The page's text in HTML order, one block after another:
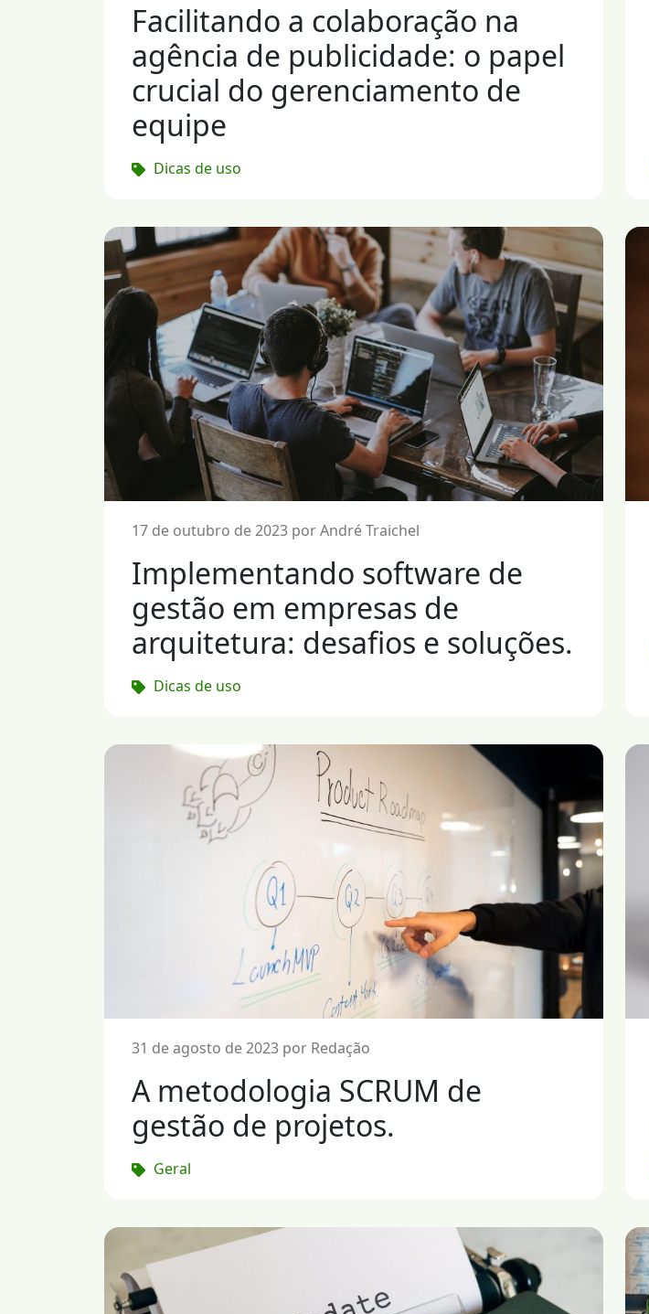
Facilitando a colaboração na
agência de publicidade: o papel
crucial do gerenciamento de
equipe
Dicas de uso
17 de outubro de 2023 por André Traichel
Implementando software de
gestão em empresas de
arquitetura: desafios e soluções.
Dicas de uso
31 de agosto de 2023 por Redação
A metodologia SCRUM de
gestão de projetos.
Geral